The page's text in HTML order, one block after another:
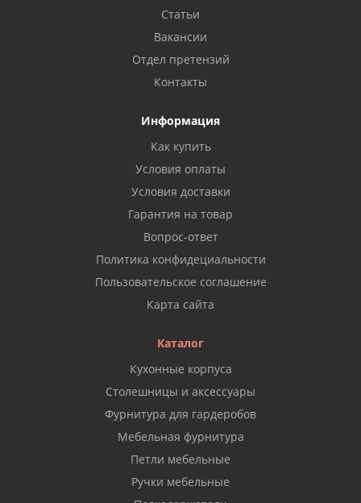
Статьи
Вакансии
Отдел претензий
Контакты
Информация
Как купить
Условия оплаты
Условия доставки
Гарантия на товар
Вопрос-ответ
Политика конфидециальности
Пользовательское соглашение
Карта сайта
Каталог
Кухонные корпуса
Столешницы и аксессуары
Фурнитура для гардеробов
Мебельная фурнитура
Петли мебельные
Ручки мебельные